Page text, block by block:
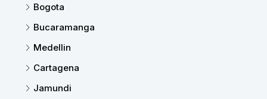
Bogota
Bucaramanga
Medellin
Cartagena
Jamundi